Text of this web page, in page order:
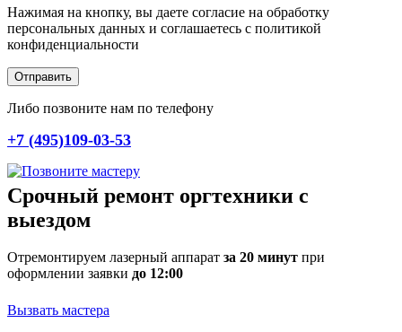
Нажимая на кнопку, вы даете согласие на обработку
персональных данных и соглашаетесь c политикой
конфиденциальности
Отправить
Либо позвоните нам по телефону
+7 (495)109-03-53
Срочный ремонт оргтехники с
выездом
Отремонтируем лазерный аппарат за 20 минут при
оформлении заявки до 12:00
Вызвать мастера